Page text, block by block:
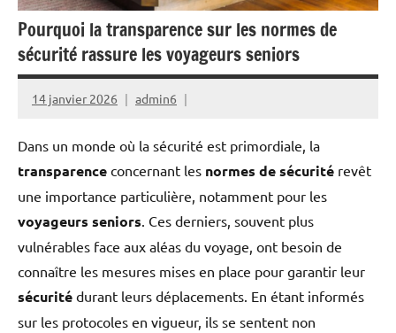
Pourquoi la transparence sur les normes de
sécurité rassure les voyageurs seniors
14 janvier 2026 admin6
Dans un monde où la sécurité est primordiale, la
transparence concernant les normes de sécurité revêt
une importance particulière, notamment pour les
voyageurs seniors. Ces derniers, souvent plus
vulnérables face aux aléas du voyage, ont besoin de
connaître les mesures mises en place pour garantir leur
sécurité durant leurs déplacements. En étant informés
sur les protocoles en vigueur, ils se sentent non